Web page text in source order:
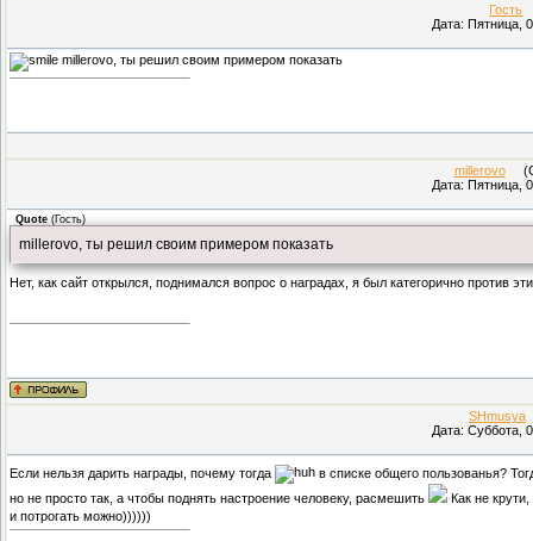
Гость
Дата: Пятница,
millerovo, ты решил своим примером показать
millerovo
Дата: Пятница,
Quote (Гость)
millerovo, ты решил своим примером показать
Нет, как сайт открылся, поднимался вопрос о наградах, я был категорично против
SHmusya
Дата: Суббота,
Если нельзя дарить награды, почему тогда
в списке общего пользованья?
но не просто так, а чтобы поднять настроение человеку, расмешить
Как не
и потрогать можно))))))